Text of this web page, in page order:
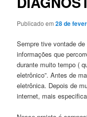
Publicado em28 de
Sempre tive vontade
informações que
durante muito tempo (
eletrônico”. Antes de
eletrônica. Depois de
internet, mais